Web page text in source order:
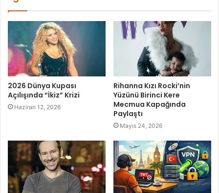
2026 Dünya Kupası
Açılışında “İkiz” Krizi
Haziran 12, 2026
Rihanna Kızı Rocki’nin
Yüzünü Birinci Kere
Mecmua Kapağında
Paylaştı
Mayıs 24, 2026